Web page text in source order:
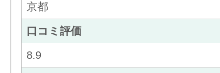
京都
口コミ評価
8.9